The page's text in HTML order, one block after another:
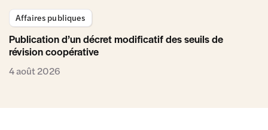
Affaires publiques
Publication d’un décret modificatif des seuils de
révision coopérative
4 août 2026